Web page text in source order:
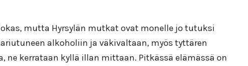
mutta Hyrsylän mutkat ovat monelle jo tutuksi
alkoholiin ja väkivaltaan, myös tyttären
kerrataan kyllä illan mittaan. Pitkässä elämässä on